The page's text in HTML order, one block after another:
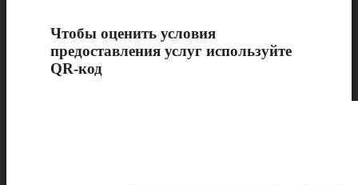
Чтобы оценить условия
предоставления услуг используйте
QR-код